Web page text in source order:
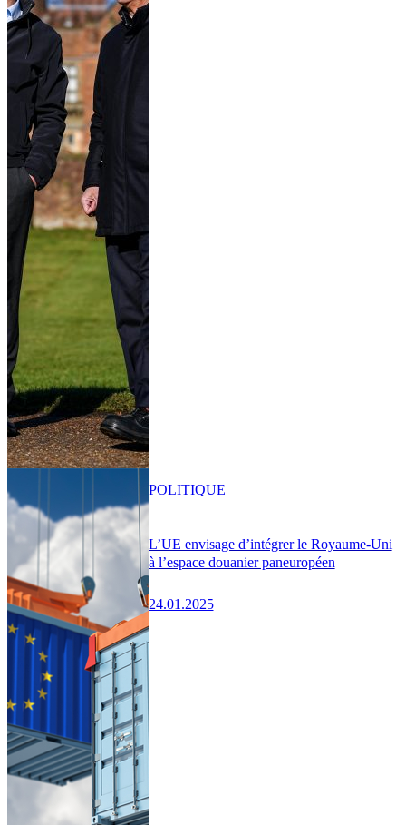
L’UE envisage d’intégrer le Royaume-Uni
à l’espace douanier paneuropéen
24.01.2025
POLITIQUE